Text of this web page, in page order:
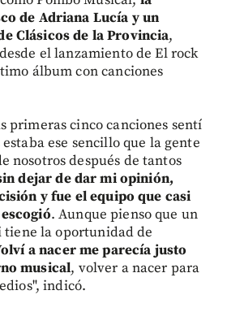
de Adriana Lucía y un
Clásicos de la Provincia,
el lanzamiento de El rock
álbum con canciones
primeras cinco canciones sentí
ese sencillo que la gente
nosotros después de tantos
dejar de dar mi opinión,
y fue el equipo que casi
. Aunque pienso que un
la oportunidad de
a nacer me parecía justo
musical, volver a nacer para
indicó.